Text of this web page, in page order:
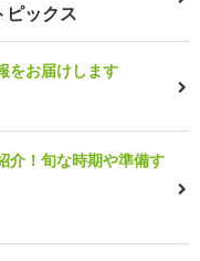
ピックス
をお届けします
介！旬な時期や準備す